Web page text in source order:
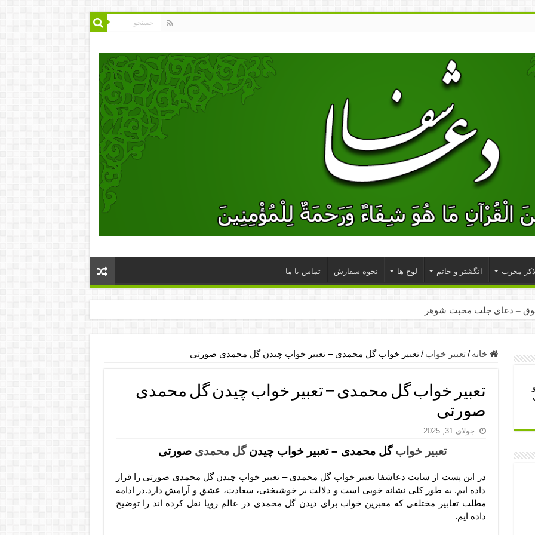
ذکر مجرب انگشتر و خاتم لوح ها نحوه سفارش تماس با ما
– دعای جلب محبت شوهر
– دعای یا من اظهر الجمیل برای حاجت
آن ها – ذکر مخصوص مستجاب الدعوه شدن
– دعای ترس و بی خوابی کودکان
دعای رفع مشکلات و طلب حاجت
– آیه‌ جلب ثروت و برکت مال
چشم زخم – دعای چشم زخم ماشاالله
برای آرامش قلب و رفع اضطراب
روز – دعای ثروت حضرت سلیمان
خانه / تعبیر خواب / تعبیر خواب گل محمدی – تعبیر خواب چیدن گل محمدی صورتی
تعبیر خواب گل محمدی – تعبیر خواب چیدن گل محمدی
صورتی
جولای 31, 2025
تعبیر خواب گل محمدی – تعبیر خواب چیدن گل محمدی صورتی
در این پست از سایت دعاشفا تعبیر خواب گل محمدی – تعبیر خواب چیدن گل محمدی صورتی را قرار
داده ایم. به طور کلی نشانه خوبی است و دلالت بر خوشبختی، سعادت، عشق و آرامش دارد.در ادامه
مطلب تعابیر مختلفی که معبرین خواب برای دیدن گل محمدی در عالم رویا نقل کرده اند را توضیح
داده ایم.